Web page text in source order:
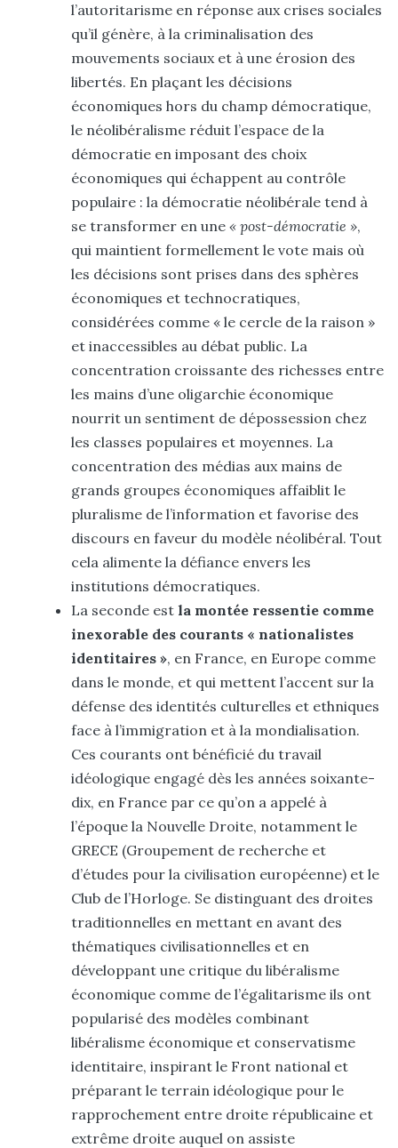
l’autoritarisme en réponse aux crises sociales
qu’il génère, à la criminalisation des
mouvements sociaux et à une érosion des
libertés. En plaçant les décisions
économiques hors du champ démocratique,
le néolibéralisme réduit l’espace de la
démocratie en imposant des choix
économiques qui échappent au contrôle
populaire : la démocratie néolibérale tend à
se transformer en une « post-démocratie »,
qui maintient formellement le vote mais où
les décisions sont prises dans des sphères
économiques et technocratiques,
considérées comme « le cercle de la raison »
et inaccessibles au débat public. La
concentration croissante des richesses entre
les mains d’une oligarchie économique
nourrit un sentiment de dépossession chez
les classes populaires et moyennes. La
concentration des médias aux mains de
grands groupes économiques affaiblit le
pluralisme de l’information et favorise des
discours en faveur du modèle néolibéral. Tout
cela alimente la défiance envers les
institutions démocratiques.
La seconde est la montée ressentie comme
inexorable des courants « nationalistes
identitaires », en France, en Europe comme
dans le monde, et qui mettent l’accent sur la
défense des identités culturelles et ethniques
face à l’immigration et à la mondialisation.
Ces courants ont bénéficié du travail
idéologique engagé dès les années soixante-
dix, en France par ce qu’on a appelé à
l’époque la Nouvelle Droite, notamment le
GRECE (Groupement de recherche et
d’études pour la civilisation européenne) et le
Club de l’Horloge. Se distinguant des droites
traditionnelles en mettant en avant des
thématiques civilisationnelles et en
développant une critique du libéralisme
économique comme de l’égalitarisme ils ont
popularisé des modèles combinant
libéralisme économique et conservatisme
identitaire, inspirant le Front national et
préparant le terrain idéologique pour le
rapprochement entre droite républicaine et
extrême droite auquel on assiste